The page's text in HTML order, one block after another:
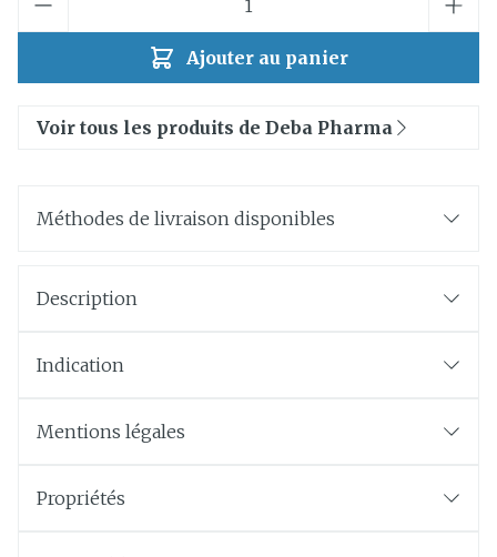
Ajouter au panier
Voir tous les produits de Deba Pharma
Méthodes de livraison disponibles
Description
Indication
Mentions légales
Propriétés